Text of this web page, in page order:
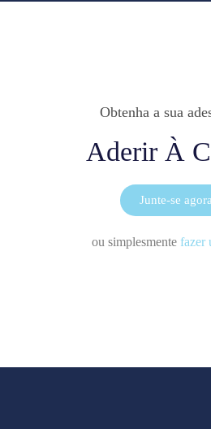
Obtenha a sua
Aderir À
Junte-se agora
ou simplesmente fazer